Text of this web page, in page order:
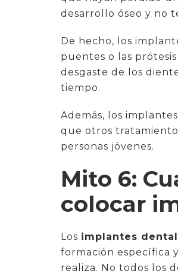
desarrollo óseo y no
De hecho, los
puentes o las
desgaste de los
tiempo.
Además, los
que otros
personas jóvenes.
Mito 6:
colocar
Los implantes
formación específica
realiza. No todos los